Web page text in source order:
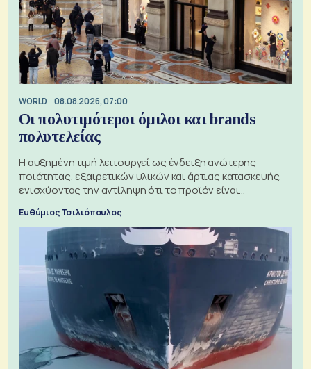
WORLD 08.08.2026, 07:00
Οι πολυτιμότεροι όμιλοι και brands
πολυτελείας
Η αυξημένη τιμή λειτουργεί ως ένδειξη ανώτερης
ποιότητας, εξαιρετικών υλικών και άρτιας κατασκευής,
ενισχύοντας την αντίληψη ότι το προϊόν είναι
Ευθύμιος Τσιλιόπουλος